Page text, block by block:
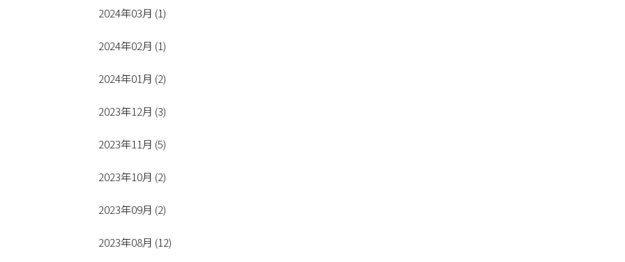
2024年03月 (1)
2024年02月 (1)
2024年01月 (2)
2023年12月 (3)
2023年11月 (5)
2023年10月 (2)
2023年09月 (2)
2023年08月 (12)